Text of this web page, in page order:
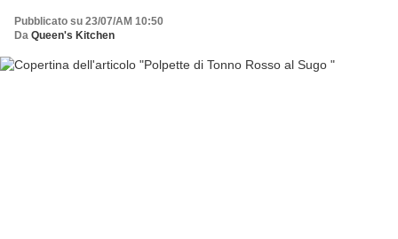
Pubblicato su 23/07/AM 10:50
Da Queen's Kitchen